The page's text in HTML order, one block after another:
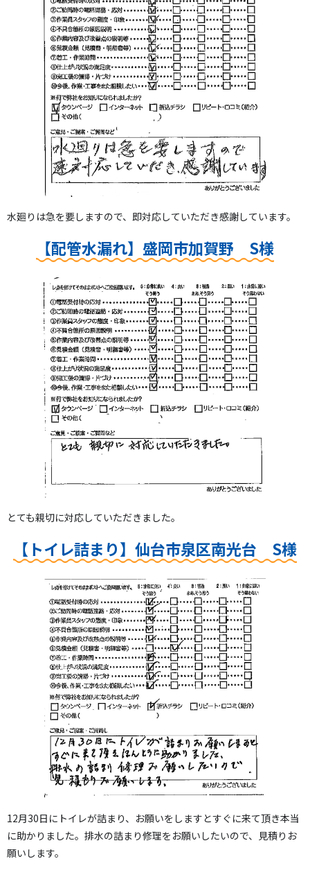
水廻りは急を要しますので、即対応していただき感謝しています。
【配管水漏れ】盛岡市加賀野 S様
とても親切に対応していただきました。
【トイレ詰まり】仙台市泉区南光台 S様
12月30日にトイレが詰まり、お願いをしますとすぐに来て頂き本当
に助かりました。排水の詰まり修理をお願いしたいので、見積りお
願いします。